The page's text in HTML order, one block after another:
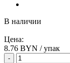
В наличии
Цена:
8.76 BYN / упак
-